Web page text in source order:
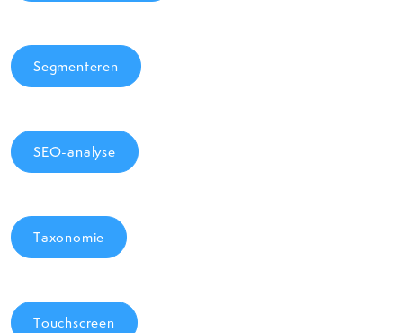
Segmenteren
SEO-analyse
Taxonomie
Touchscreen